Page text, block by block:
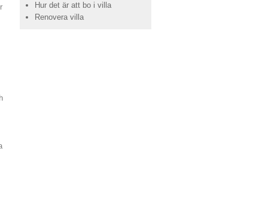
Hur det är att bo i villa
Renovera villa